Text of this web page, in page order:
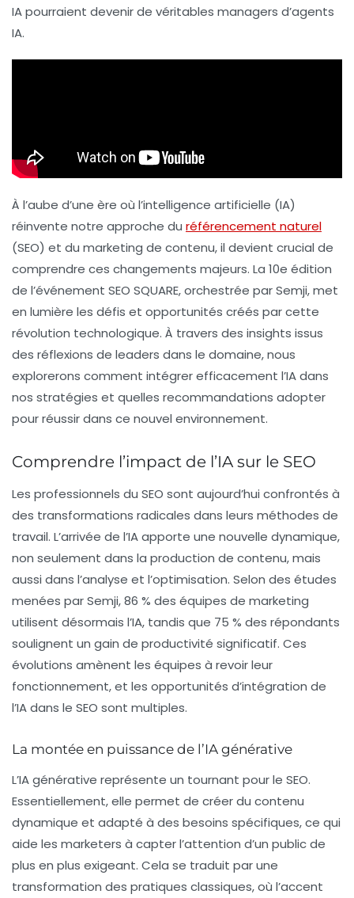
IA pourraient devenir de véritables managers d’agents
IA.
À l’aube d’une ère où l’intelligence artificielle (IA)
réinvente notre approche du référencement naturel
(SEO) et du marketing de contenu, il devient crucial de
comprendre ces changements majeurs. La 10e édition
de l’événement SEO SQUARE, orchestrée par Semji, met
en lumière les défis et opportunités créés par cette
révolution technologique. À travers des insights issus
des réflexions de leaders dans le domaine, nous
explorerons comment intégrer efficacement l’IA dans
nos stratégies et quelles recommandations adopter
pour réussir dans ce nouvel environnement.
Comprendre l’impact de l’IA sur le SEO
Les professionnels du SEO sont aujourd’hui confrontés à
des transformations radicales dans leurs méthodes de
travail. L’arrivée de l’IA apporte une nouvelle dynamique,
non seulement dans la production de contenu, mais
aussi dans l’analyse et l’optimisation. Selon des études
menées par Semji, 86 % des équipes de marketing
utilisent désormais l’IA, tandis que 75 % des répondants
soulignent un gain de productivité significatif. Ces
évolutions amènent les équipes à revoir leur
fonctionnement, et les opportunités d’intégration de
l’IA dans le SEO sont multiples.
La montée en puissance de l’IA générative
L’IA générative représente un tournant pour le SEO.
Essentiellement, elle permet de créer du contenu
dynamique et adapté à des besoins spécifiques, ce qui
aide les marketers à capter l’attention d’un public de
plus en plus exigeant. Cela se traduit par une
transformation des pratiques classiques, où l’accent